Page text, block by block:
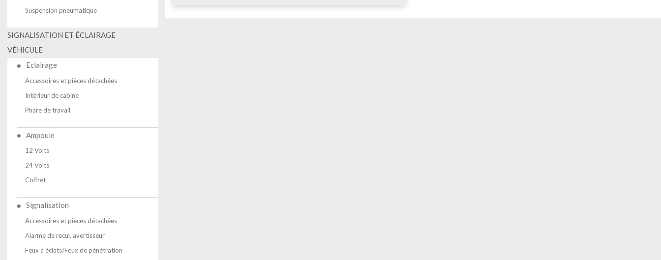
Suspension pneumatique
SIGNALISATION ET ÉCLAIRAGE
VÉHICULE
Eclairage
Accessoires et pièces détachées
Intérieur de cabine
Phare de travail
Ampoule
12 Volts
24 Volts
Coffret
Signalisation
Accessoires et pièces détachées
Alarme de recul, avertisseur
Feux à éclats/Feux de pénétration